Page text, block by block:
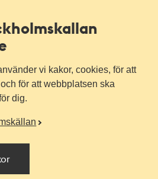
vi kakor, cookies, för att
för att webbplatsen ska
dig.